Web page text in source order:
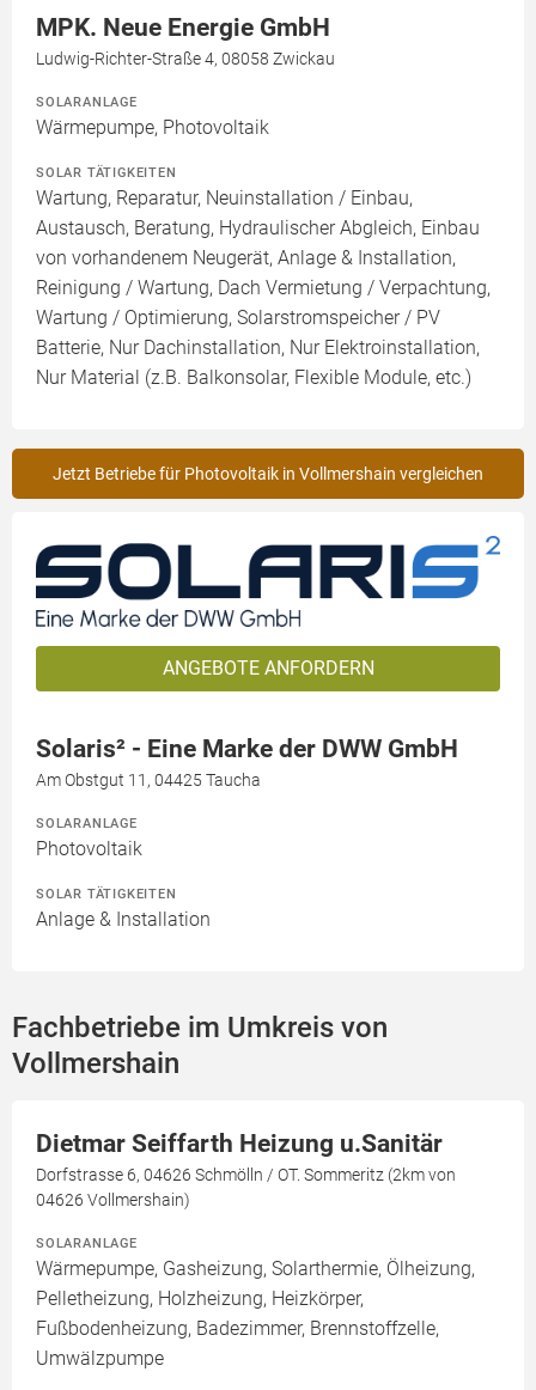
MPK. Neue Energie GmbH
Ludwig-Richter-Straße 4, 08058 Zwickau
SOLARANLAGE
Wärmepumpe, Photovoltaik
SOLAR TÄTIGKEITEN
Wartung, Reparatur, Neuinstallation / Einbau,
Austausch, Beratung, Hydraulischer Abgleich, Einbau
von vorhandenem Neugerät, Anlage & Installation,
Reinigung / Wartung, Dach Vermietung / Verpachtung,
Wartung / Optimierung, Solarstromspeicher / PV
Batterie, Nur Dachinstallation, Nur Elektroinstallation,
Nur Material (z.B. Balkonsolar, Flexible Module, etc.)
Jetzt Betriebe für Photovoltaik in Vollmershain vergleichen
ANGEBOTE ANFORDERN
Solaris² - Eine Marke der DWW GmbH
Am Obstgut 11, 04425 Taucha
SOLARANLAGE
Photovoltaik
SOLAR TÄTIGKEITEN
Anlage & Installation
Fachbetriebe im Umkreis von
Vollmershain
Dietmar Seiffarth Heizung u.Sanitär
Dorfstrasse 6, 04626 Schmölln / OT. Sommeritz (2km von
04626 Vollmershain)
SOLARANLAGE
Wärmepumpe, Gasheizung, Solarthermie, Ölheizung,
Pelletheizung, Holzheizung, Heizkörper,
Fußbodenheizung, Badezimmer, Brennstoffzelle,
Umwälzpumpe